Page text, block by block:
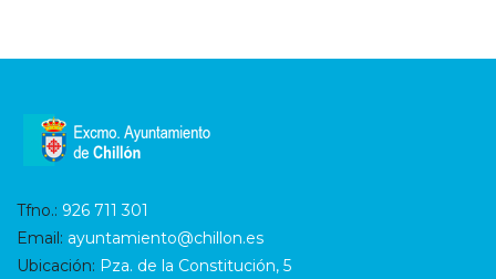
Tfno.: 926 711 301
Email: ayuntamiento@chillon.es
Ubicación: Pza. de la Constitución, 5